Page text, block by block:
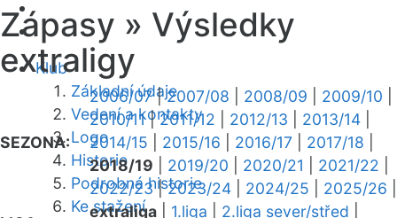
Klub
Základní údaje
Vedení a kontakty
Logo
Historie
Podrobná historie
Ke stažení
Zápasy » Výsledky
extraligy
SEZONA:
2006/07|2007/08 2008/09 2009/10
2010/11|2011/12 2012/13 2013/14
2014/15
2015/16 2016/17 2017/18
2018/19
2019/20 2020/21 2021/22
2022/23|2023/24 2024/25 2025/26
extraliga 1.liga 2.liga sever/střed